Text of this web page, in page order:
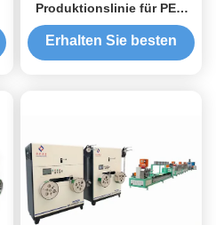
Produktionslinie für PET-
Streifen mit einer Schraube
Erhalten Sie besten